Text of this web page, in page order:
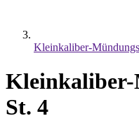
Kleinkaliber-
Kleinkaliber-
St. 4